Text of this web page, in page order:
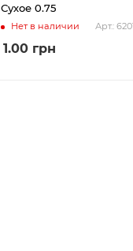
Сухое 0.75
Нет в наличии Арт.:
1.00грн